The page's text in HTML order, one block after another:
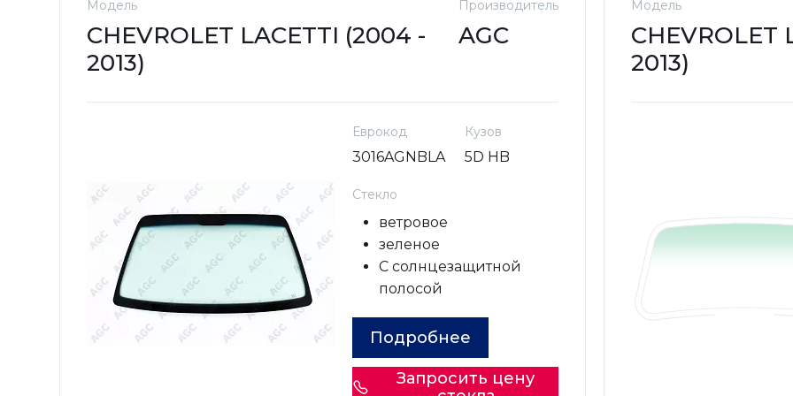
Модель
CHEVROLET LACETTI (2004 -
2013)
Производитель
AGC
Еврокод
3016AGNBLA
Кузов
5D HB
Стекло
ветровое
зеленое
С солнцезащитной
полосой
Подробнее
Запросить цену
Модель
CHEVROLET
2013)